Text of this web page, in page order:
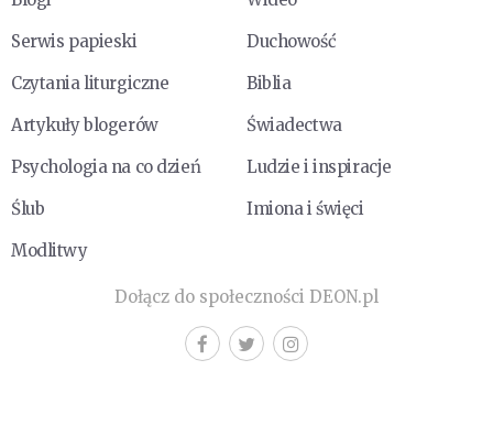
Serwis papieski
Duchowość
Czytania liturgiczne
Biblia
Artykuły blogerów
Świadectwa
Psychologia na co dzień
Ludzie i inspiracje
Ślub
Imiona i święci
Modlitwy
Dołącz do społeczności DEON.pl